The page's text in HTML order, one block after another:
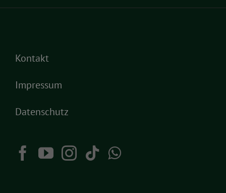
Kontakt
Impressum
Datenschutz